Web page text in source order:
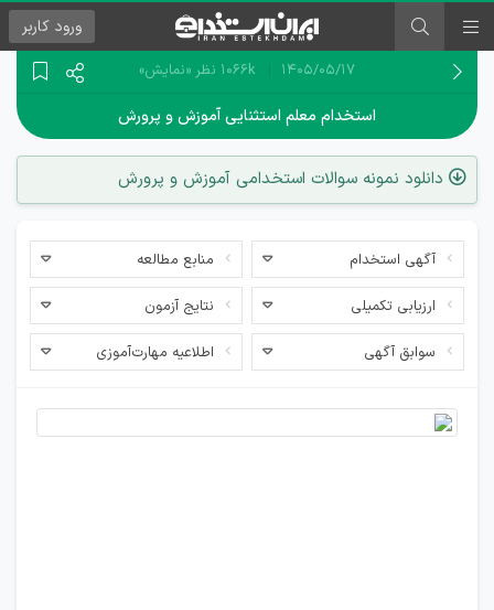
ورود کاربر
۱۴۰۵/۰۵/۱۷ 1066k نظر «نمایش»
استخدام معلم استثنایی آموزش و پرورش
دانلود نمونه سوالات استخدامی آموزش و پرورش
آگهی استخدام منابع مطالعه
ارزیابی تکمیلی نتایج آزمون
سوابق آگهی اطلاعیه مهارت‌آموزی
اخبار